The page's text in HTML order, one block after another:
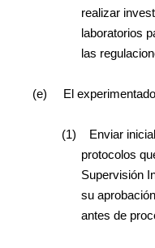
realizar
laboratorios
las
(e) El
(1)
Enviar
protocolos
Supervisión
su
antes de